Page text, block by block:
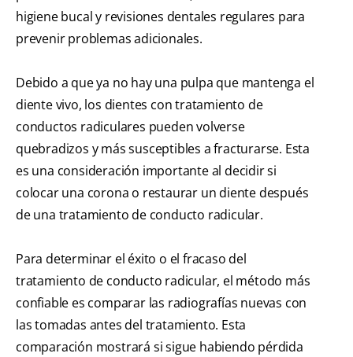
higiene bucal y revisiones dentales regulares para
prevenir problemas adicionales.
Debido a que ya no hay una pulpa que mantenga el
diente vivo, los dientes con tratamiento de
conductos radiculares pueden volverse
quebradizos y más susceptibles a fracturarse. Esta
es una consideración importante al decidir si
colocar una corona o restaurar un diente después
de una tratamiento de conducto radicular.
Para determinar el éxito o el fracaso del
tratamiento de conducto radicular, el método más
confiable es comparar las radiografías nuevas con
las tomadas antes del tratamiento. Esta
comparación mostrará si sigue habiendo pérdida